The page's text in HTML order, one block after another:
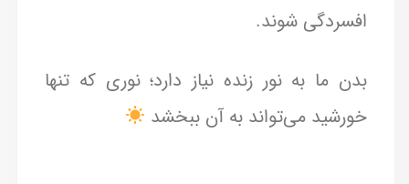
افسردگی شوند.
بدن ما به نور زنده نیاز دارد؛ نوری که تنها
خورشید می‌تواند به آن ببخشد